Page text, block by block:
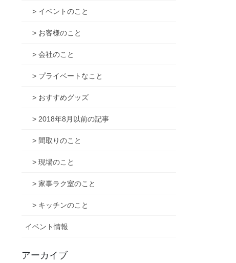
> イベントのこと
> お客様のこと
> 会社のこと
> プライベートなこと
> おすすめグッズ
> 2018年8月以前の記事
> 間取りのこと
> 現場のこと
> 家事ラク室のこと
> キッチンのこと
イベント情報
アーカイブ